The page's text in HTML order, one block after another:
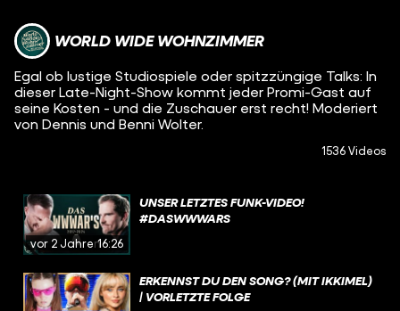
WORLD WIDE WOHNZIMMER
Egal ob lustige Studiospiele oder spitzzüngige Talks: In
dieser Late-Night-Show kommt jeder Promi-Gast auf
seine Kosten - und die Zuschauer erst recht! Moderiert
von Dennis und Benni Wolter.
1536 Videos
vor 2 Jahren16:26
UNSER LETZTES FUNK-VIDEO!
#DASWWWARS
ERKENNST DU DEN SONG? (MIT IKKIMEL)
| VORLETZTE FOLGE